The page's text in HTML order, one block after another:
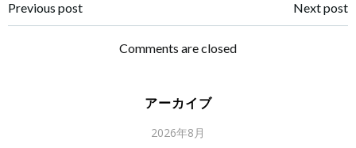
Post
navigation
Previous post
navigation
Next post
Comments are closed
アーカイブ
2026年8月